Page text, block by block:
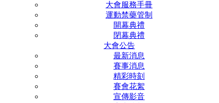
大會服務手冊
運動禁藥管制
開幕典禮
閉幕典禮
大會公告
最新消息
賽事消息
精彩時刻
賽會花絮
宣傳影音